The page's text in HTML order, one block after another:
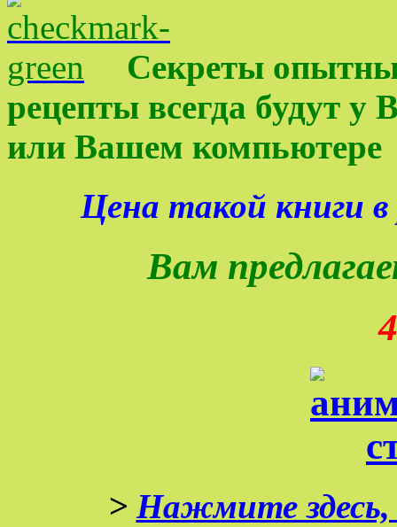
Секреты
рецепты всегда будут
или Вашем компьютере
Цена такой книги в
Вам
> Нажмите здесь,